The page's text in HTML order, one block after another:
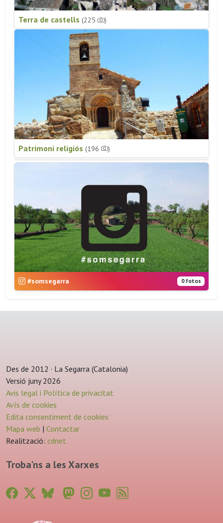
Terra de castells (225 )
Patrimoni religiós (196 )
#somsegarra 0 fotos
Des de 2012 · La Segarra (Catalonia)
Versió juny 2026
Avis legal i Política de privacitat
Avís de cookies
Edita consentiment de cookies
Mapa web | Contactar
Realització: cdnet
Troba'ns a les Xarxes